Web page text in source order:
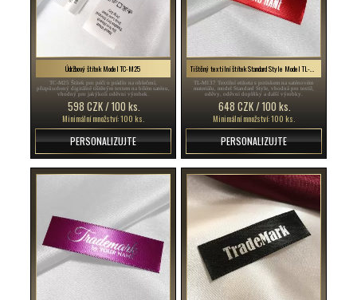
Údržbový štítek Model TC-M25
TC-M25 Štítek pro péči o prádlo na oblečení,
přizpůsobený digitálně tištěným textem na bílém saténu,
vhodný pro jakýkoli oděvní výrobek.
598 CZK / 100 ks.
Minimální množství: 100 ks.
PERSONALIZUJTE
TL-M137 Textilní etiketa s potiskem na saténovém
materiálu, model Standard Style, vhodná pro textil,
oděvy, oděvní doplňky a další výrobky.
648 CZK / 100 ks.
Minimální množství: 100 ks.
PERSONALIZUJTE